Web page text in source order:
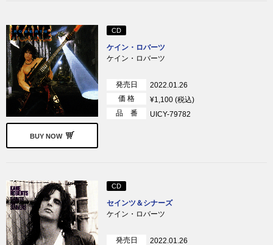
BUY NOW
CD
ケイン・ロバーツ
ケイン・ロバーツ
発売日
2022.01.26
価 格
¥1,100 (税込)
品 番
UICY-79782
CD
セインツ＆シナーズ
ケイン・ロバーツ
発売日
2022.01.26